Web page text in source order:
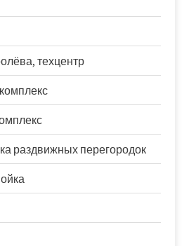
техцентр
раздвижных перегородок